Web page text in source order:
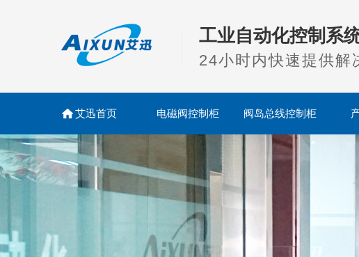
工业自动化控制系
24小时内快速提供解
艾迅首页 电磁阀控制柜 阀岛总线控制柜